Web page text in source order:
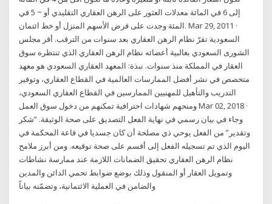
إلى 6 في المائة معدلات العثور على الرهن العقاري التقليدي أو ~ 5 في
المئة وجدت على قرض الأسهم المنزل أو خط ائتمان. Mar 29, 2011 ·
السعودية تقرّ نظام الرهن العقاري بعد سنوات من الترقب. أقر مجلس
الشورى السعودي بغالبية أعضائه نظام الرهن العقاري الذي تنتظره سوق
العقار في المملكة منذ سنوات. نبذة: المعهد العقاري السعودي هو معهد
متخصص في نشر أفضل الممارسات العالمية في القطاع العقاري، وتوفير
التدريب والتأهيل للمهنيين الممارسين في القطاع العقاري السعودي،
ومنحهم شهادات احترافية تمكنهم من دخول سوق العمل Mar 02, 2018 ·
وجاء في بيان رسمي في نهاية الفعل التصديق على صحة الوثيقة. “شكر
وتقدير” من الفعل يوحي ذي مصلحة أن كان جسديا في قاعة المحكمة في
اليوم الذي تم تسجيله الفعل إلى أقسم على صحة توقيعه. ومن أبرز ملامح
نظام الرهن العقاري تحقيق الضمانات اللازمة عند ممارسة نشاطات
وتمويل العقار أو المنقول وذلك بوضع ضوابط تحمي الدائن والمدين
والضامن في العملية الائتمانية، وتضمّنه بياناً